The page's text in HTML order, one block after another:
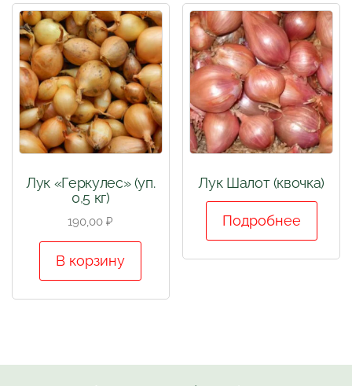
Лук «Геркулес» (уп.
0,5 кг)
190,00₽
В корзину
Лук Шалот (квочка)
Подробнее